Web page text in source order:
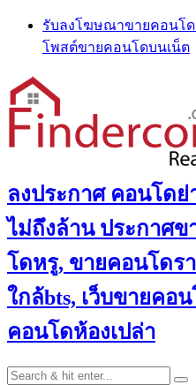
Skip
content
รับลงโฆษณาขายคอนโด
โพสต์ขายคอนโดบนเน็ต
ลงประกาศ คอนโด
ไม่ถึงล้าน ประกาศ
โดหรู, ขายคอนโดร
ใกล้bts, เว็บขายคอ
คอนโดห้องเปล่า